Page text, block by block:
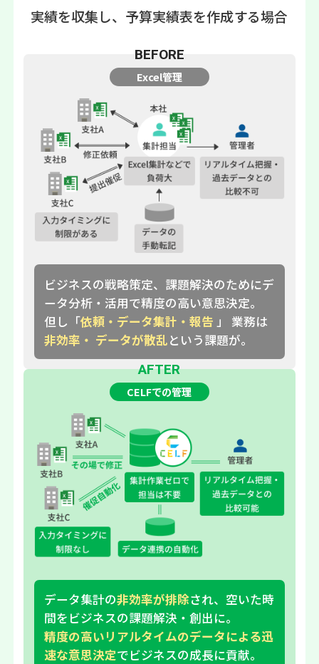
実績を収集し、予算実績表を作成する場合
BEFORE
Excel管理
ビジネスの戦略策定、課題解決のためにデ
ータ分析・活用で精度の高い意思決定。
但し「依頼・データ集計・報告 」 業務は
非効率・ データが散乱という課題が。
AFTER
CELFでの管理
データ集計の非効率が排除され、空いた時
間をビジネスの課題解決・創出に。
精度の高いリアルタイムのデータによる迅
速な意思決定でビジネスの成長に貢献。